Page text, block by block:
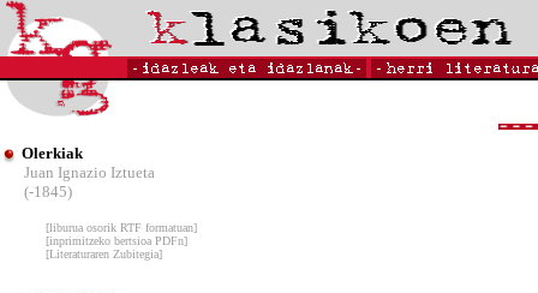
Olerkiak
Juan Ignazio Iztueta
(-1845)
[liburua osorik RTF formatuan]
[inprimitzeko bertsioa PDFn]
[Literaturaren Zubitegia]